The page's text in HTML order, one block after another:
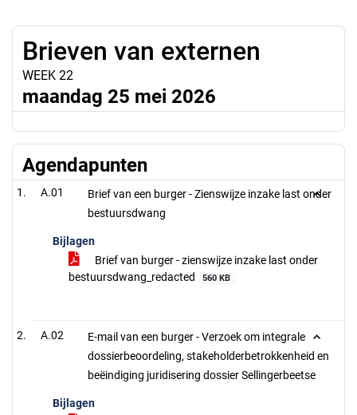
Brieven van externen
WEEK 22
maandag 25 mei 2026
Agendapunten
A.01
Brief van een burger - Zienswijze inzake last onder
bestuursdwang
Bijlagen
Brief van burger - zienswijze inzake last onder
bestuursdwang_redacted
560 KB
A.02
E-mail van een burger - Verzoek om integrale
dossierbeoordeling, stakeholderbetrokkenheid en
beëindiging juridisering dossier Sellingerbeetse
Bijlagen